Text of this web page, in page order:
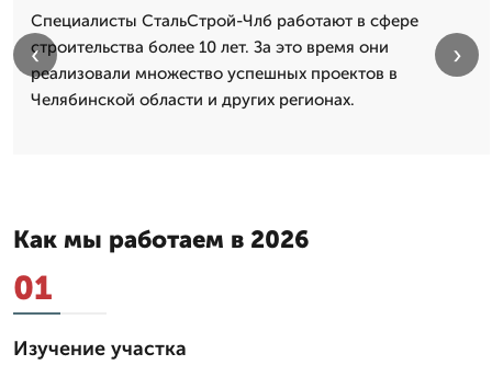
Специалисты СтальСтрой-Члб работают в сфере
строительства более 10 лет. За это время они
реализовали множество успешных проектов в
Челябинской области и других регионах.
‹ ›
Как мы работаем в 2026
01
Изучение участка